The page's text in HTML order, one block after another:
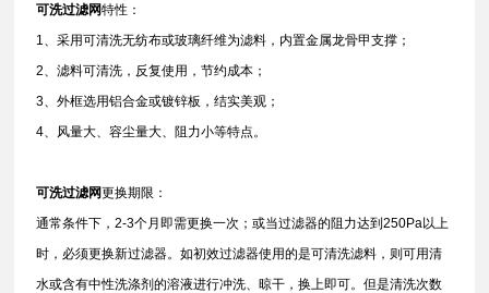
可洗过滤网特性：
1、采用可清洗无纺布或玻璃纤维为滤料，内置金属龙骨甲支撑；
2、滤料可清洗，反复使用，节约成本；
3、外框选用铝合金或镀锌板，结实美观；
4、风量大、容尘量大、阻力小等特点。
可洗过滤网更换期限：
通常条件下，2-3个月即需更换一次；或当过滤器的阻力达到250Pa以上
时，必须更换新过滤器。如初效过滤器使用的是可清洗滤料，则可用清
水或含有中性洗涤剂的溶液进行冲洗、晾干，换上即可。但是清洗次数